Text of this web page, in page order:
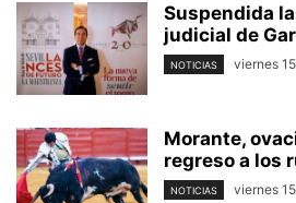
Suspendida
judicial de
NOTICIAS viernes
Morante,
regreso a los
NOTICIAS viernes